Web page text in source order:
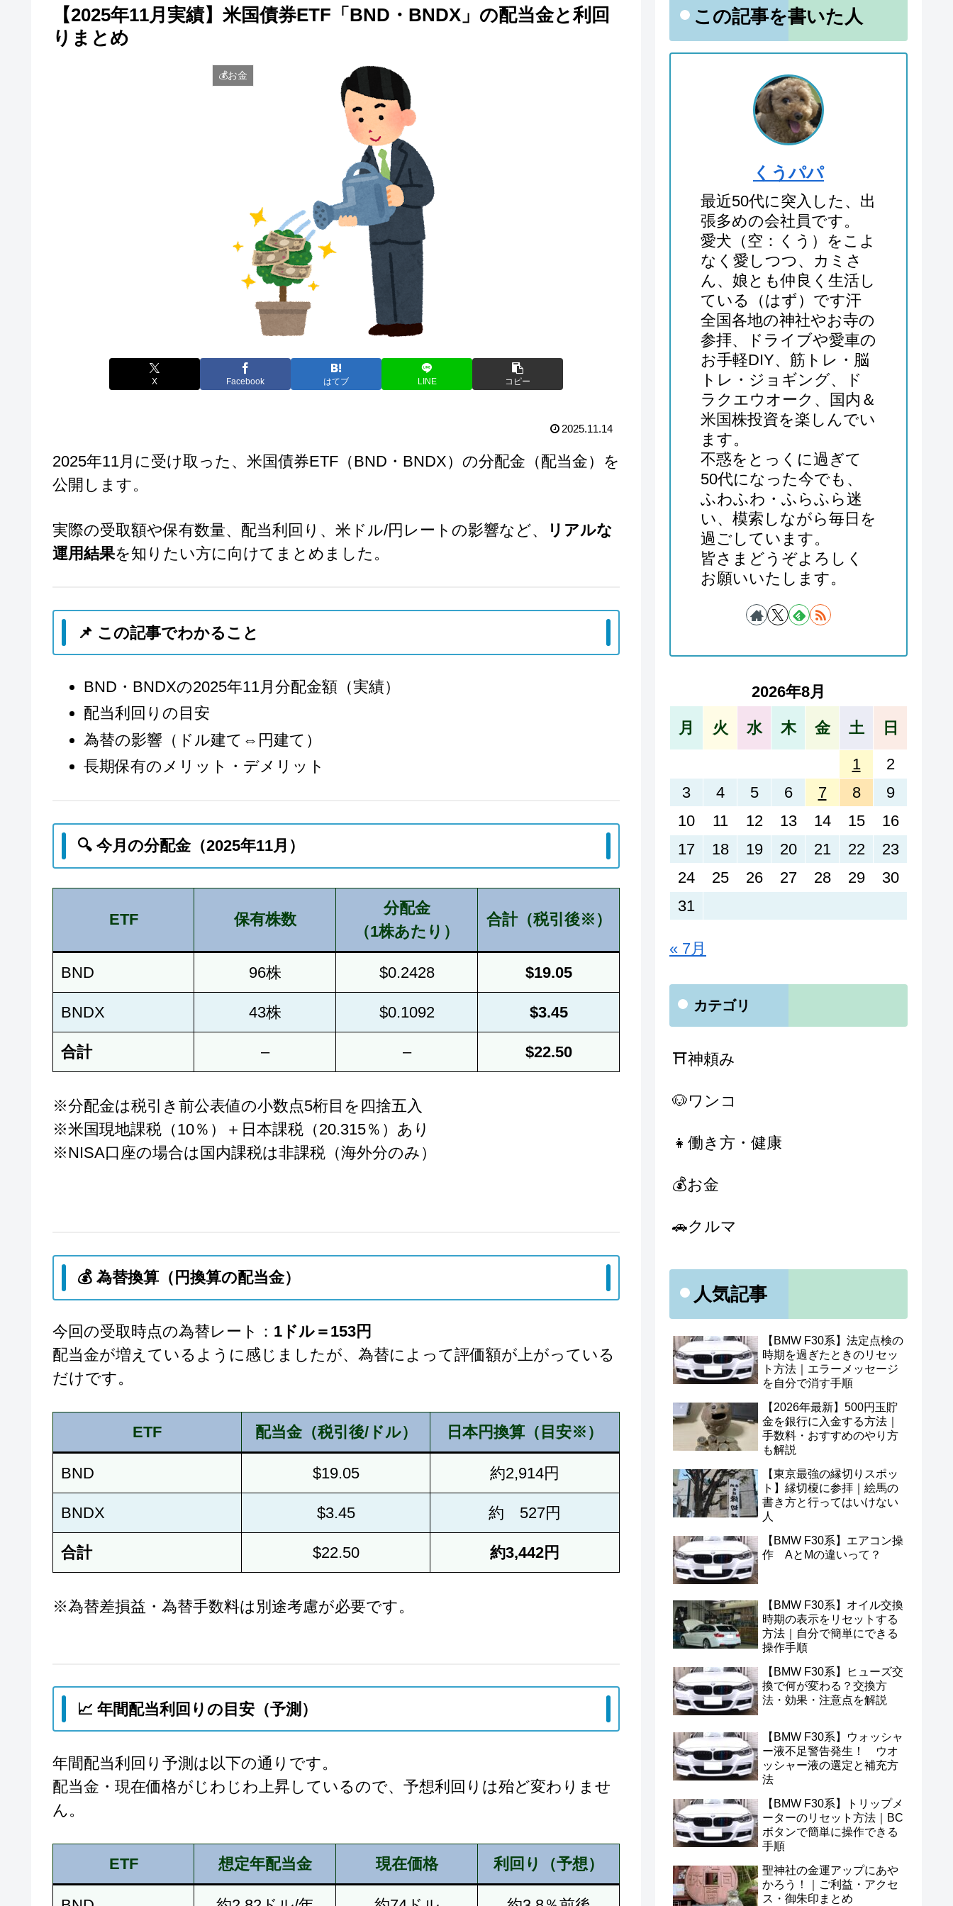
【2025年11月実績】米国債券ETF「BND・BNDX」の配当金と利回
りまとめ
💰お金
X Facebook はてブ LINE コピー
2025.11.14
2025年11月に受け取った、米国債券ETF（BND・BNDX）の分配金（配当金）を
公開します。
実際の受取額や保有数量、配当利回り、米ドル/円レートの影響など、
リアルな
運用結果を知りたい方に向けてまとめました。
📌 この記事でわかること
BND・BNDXの2025年11月分配金額（実績）
配当利回りの目安
為替の影響（ドル建て⇔円建て）
長期保有のメリット・デメリット
🔍 今月の分配金（2025年11月）
ETF 保有株数
分配金
（1株あたり）
合計（税引後※）
BND 96株 $0.2428 $19.05
BNDX 43株 $0.1092 $3.45
合計 – – $22.50
※分配金は税引き前公表値の小数点5桁目を四捨五入
※米国現地課税（10％）＋日本課税（20.315％）あり
※NISA口座の場合は国内課税は非課税（海外分のみ）
💰 為替換算（円換算の配当金）
今回の受取時点の為替レート： 1ドル＝153円
配当金が増えているように感じましたが、為替によって評価額が上がっている
だけです。
ETF 配当金（税引後/ドル） 日本円換算（目安※）
BND $19.05 約2,914円
BNDX $3.45 約 527円
合計 $22.50 約3,442円
※為替差損益・為替手数料は別途考慮が必要です。
📈 年間配当利回りの目安（予測）
年間配当利回り予測は以下の通りです。
配当金・現在価格がじわじわ上昇しているので、予想利回りは殆ど変わりませ
ん。
ETF 想定年配当金 現在価格 利回り（予想）
この記事を書いた人
くうパパ
最近50代に突入した、出
張多めの会社員です。
愛犬（空：くう）をこよ
なく愛しつつ、カミさ
ん、娘とも仲良く生活し
ている（はず）です汗
全国各地の神社やお寺の
参拝、ドライブや愛車の
お手軽DIY、筋トレ・脳
トレ・ジョギング、ド
ラクエウオーク、国内＆
米国株投資を楽しんでい
ます。
不惑をとっくに過ぎて
50代になった今でも、
ふわふわ・ふらふら迷
い、模索しながら毎日を
過ごしています。
皆さまどうぞよろしく
お願いいたします。
2026年8月
月 火 水 木 金 土 日
1
2
3
4 5 6 7 8
9
10
11 12 13 14 15
16
17
18 19 20 21 22
23
24
25 26 27 28 29
30
31
« 7月
カテゴリ
⛩神頼み
🐶ワンコ
👧働き方・健康
💰お金
🚗クルマ
人気記事
【BMW F30系】法定点検の
時期を過ぎたときのリセッ
ト方法｜エラーメッセージ
を自分で消す手順
【2026年最新】500円玉貯
金を銀行に入金する方法｜
手数料・おすすめのやり方
も解説
【東京最強の縁切りスポッ
ト】縁切榎に参拝｜絵馬の
書き方と行ってはいけない
人
【BMW F30系】エアコン操
作 AとMの違いって？
【BMW F30系】オイル交換
時期の表示をリセットする
方法｜自分で簡単にできる
操作手順
【BMW F30系】ヒューズ交
換で何が変わる？交換方
法・効果・注意点を解説
【BMW F30系】ウォッシャ
ー液不足警告発生！ ウオ
ッシャー液の選定と補充方
法
【BMW F30系】トリップメ
ーターのリセット方法｜BC
ボタンで簡単に操作できる
手順
聖神社の金運アップにあや
かろう！｜ご利益・アクセ
ス・御朱印まとめ